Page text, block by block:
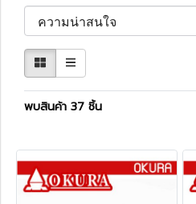
พบสินค้า 37 ชิ้น